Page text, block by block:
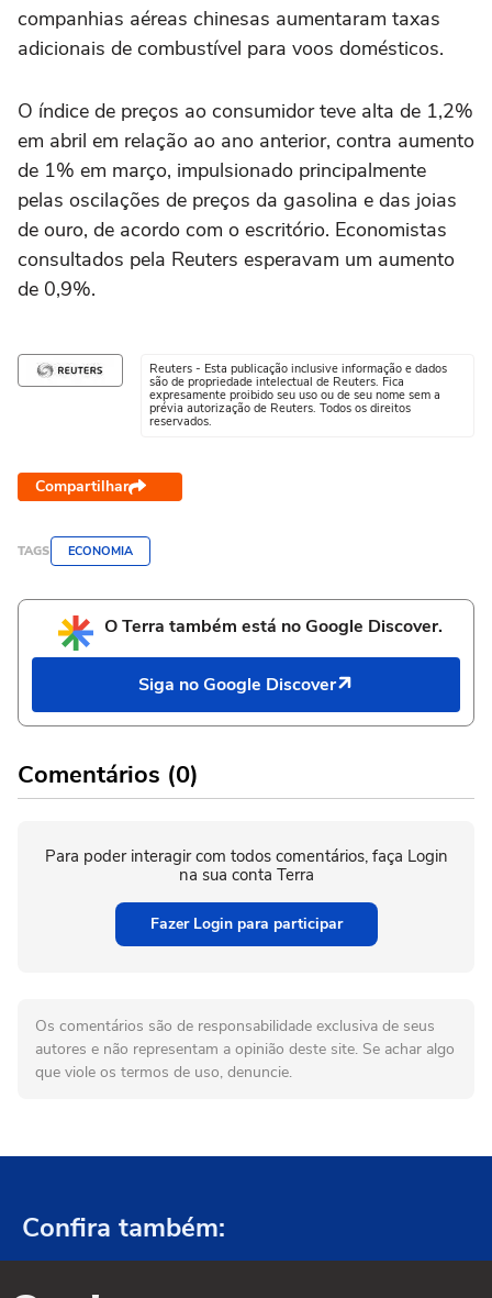
companhias aéreas chinesas aumentaram taxas
adicionais de combustível para voos domésticos.
O índice de preços ao consumidor teve alta de 1,2%
em abril em relação ao ano anterior, contra aumento
de 1% em março, impulsionado principalmente
pelas oscilações de preços da gasolina e das joias
de ouro, de acordo com o escritório. Economistas
consultados pela Reuters esperavam um aumento
de 0,9%.
Reuters - Esta publicação inclusive informação e dados
são de propriedade intelectual de Reuters. Fica
expresamente proibido seu uso ou de seu nome sem a
prévia autorização de Reuters. Todos os direitos
reservados.
Compartilhar
TAGS ECONOMIA
O Terra também está no Google Discover.
Siga no Google Discover
Comentários (0)
Para poder interagir com todos comentários, faça Login
na sua conta Terra
Fazer Login para participar
Os comentários são de responsabilidade exclusiva de seus
autores e não representam a opinião deste site. Se achar algo
que viole os termos de uso, denuncie.
Confira também: